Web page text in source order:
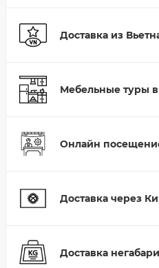
Доставка из
Мебельные туры в
Онлайн
Доставка через
Доставка